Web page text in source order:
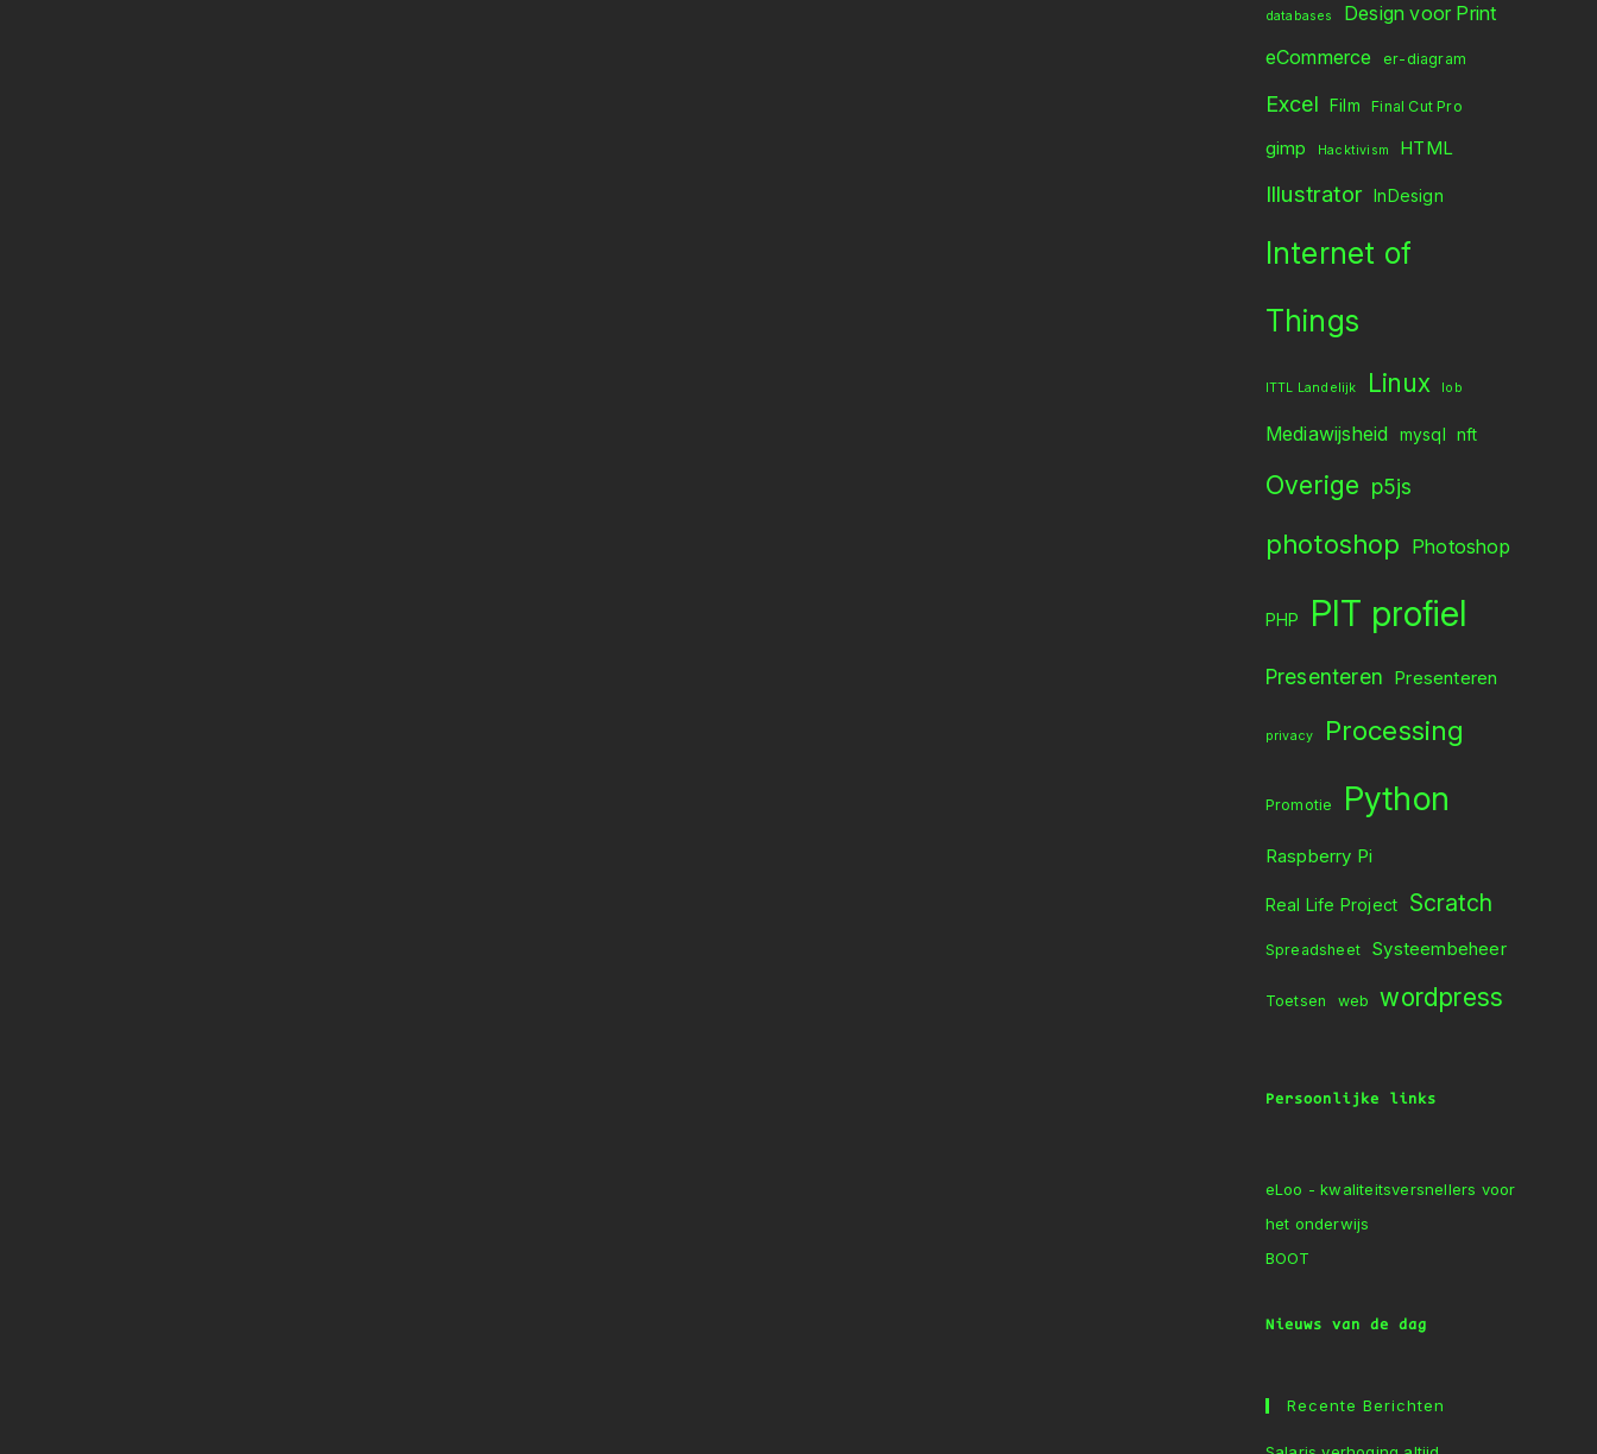
databases
Design voor Print
eCommerce
er-diagram
Excel Film Final Cut Pro
gimp Hacktivism HTML
Illustrator InDesign
Internet of
Things
ITTL Landelijk Linux lob
Mediawijsheid mysql nft
Overige p5js
photoshop Photoshop
PHP PIT profiel
Presenteren Presenteren
privacy Processing
Promotie Python
Raspberry Pi
Real Life Project Scratch
Spreadsheet Systeembeheer
Toetsen web wordpress
Persoonlijke links
eLoo - kwaliteitsversnellers voor
het onderwijs
BOOT
Nieuws van de dag
Recente Berichten